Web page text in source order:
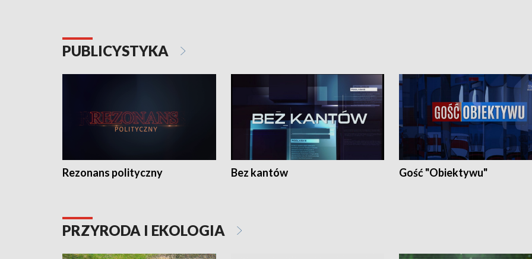
PUBLICYSTYKA
Rezonans polityczny Bez kantów Gość "Obiektywu"
PRZYRODA I EKOLOGIA